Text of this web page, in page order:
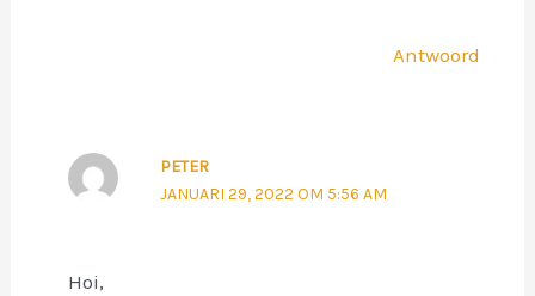
Antwoord
PETER
JANUARI 29, 2022 OM 5:56 AM
Hoi,